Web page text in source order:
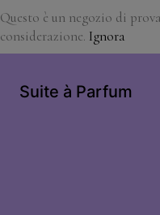
Questo è un negozio di
considerazione. Ignora
Suite à Parfum